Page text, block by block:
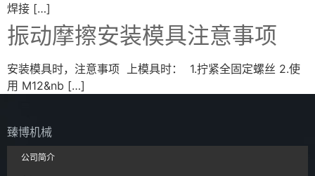
焊接 […]
振动摩擦安装模具注意事项
安装模具时，注意事项 上模具时： 1.拧紧全固定螺丝 2.使
用 M12&nb […]
臻博机械
公司简介